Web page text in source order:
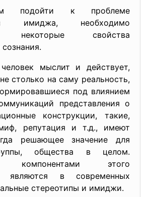
подойти к проблеме
имиджа, необходимо
некоторые свойства
мыслит и действует,
столько на саму реальность,
под влиянием
представления о
конструкции, такие,
репутация и т.д., имеют
решающее значение для
общества в целом.
компонентами этого
являются в современных
стереотипы и имиджи.